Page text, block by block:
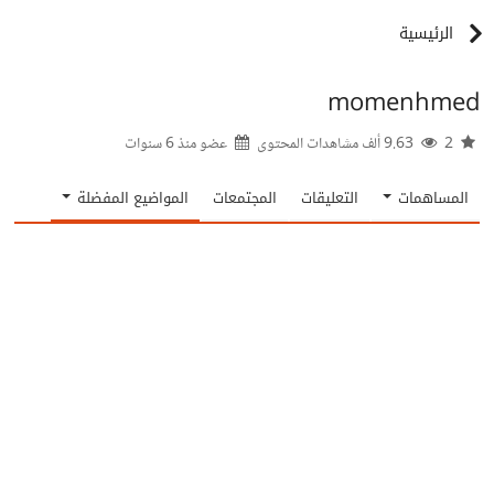
الرئيسية
momenhmed
عضو منذ6 سنوات
المساهمات التعليقات المجتمعات المواضيع المفضلة